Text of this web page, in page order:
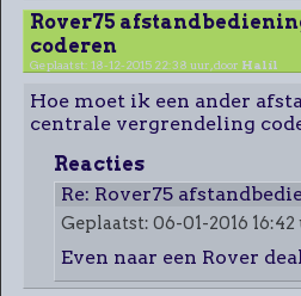
Rover75
coderen
Geplaatst: 18-12-2015 22:38 uur, door Halil
Hoe moet ik een ander
centrale vergrendeling
Reacties
Re: Rover75
Geplaatst: 06-01-2016
Even naar een Rover